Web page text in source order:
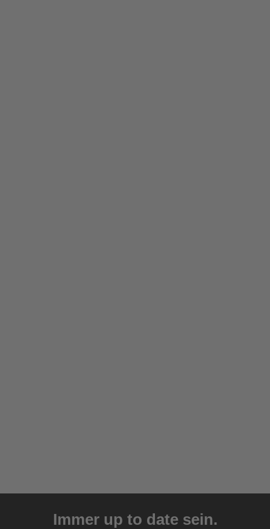
Immer up to date sein.